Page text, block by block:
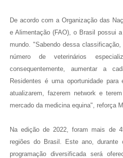
De acordo com a Organização das
e Alimentação (FAO), o Brasil possui
mundo. "Sabendo dessa
número de veterinários
consequentemente, aumentar a
Residentes é uma oportunidade
atualizarem, fazerem network e
mercado da medicina equina", reforça
Na edição de 2022, foram mais de
regiões do Brasil. Este ano,
programação diversificada será